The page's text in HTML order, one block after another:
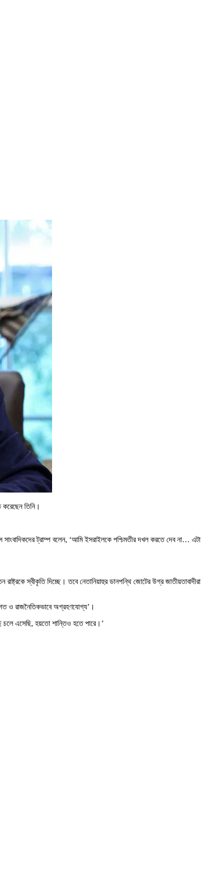
তিনি।
সাংবাদিকদের ট্রাম্প বলেন, ‘আমি ইসরাইলকে পশ্চিমতীর দখল করতে দেব না… এটা
স্বীকৃতি দিচ্ছে। তবে নেতানিয়াহুর ডানপন্থি জোটের উগ্র জাতীয়তাবাদীরা
ও রাজনৈতিকভাবে অগ্রহণযোগ্য’।
চলে এসেছি, হয়তো শান্তিও হতে পারে।’